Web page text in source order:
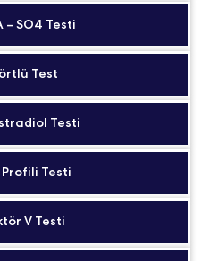
– SO4 Testi
Test
Testi
Profili Testi
V Testi